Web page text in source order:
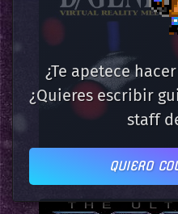
¿Te apetece
¿Quieres escribir
staff
QUIERO